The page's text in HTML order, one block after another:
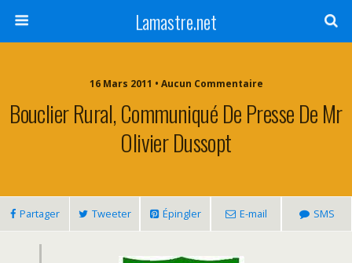
Lamastre.net
16 Mars 2011 • Aucun Commentaire
Bouclier Rural, Communiqué De Presse De Mr
Olivier Dussopt
Partager Tweeter Épingler E-mail SMS